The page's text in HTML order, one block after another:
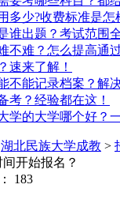
多少?收费标准是怎
谁出题？考试范围
不难？怎么提高通
速来了解！
不能记录档案？解
考？经验都在这！
学的大学哪个好？
湖北民族大学成教 >
开始报名？
183